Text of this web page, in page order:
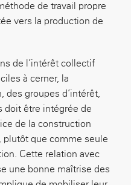
de travail propre
vers la production de
de l’intérêt collectif
à cerner, la
des groupes d’intérêt,
doit être intégrée de
de la construction
plutôt que comme seule
Cette relation avec
une bonne maîtrise des